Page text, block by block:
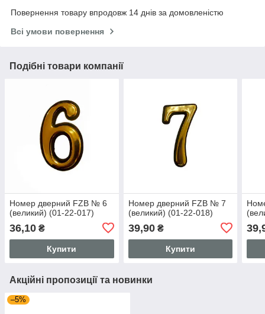
Повернення товару впродовж 14 днів за домовленістю
Всі умови повернення
Подібні товари компанії
Номер дверний FZB № 6
(великий) (01-22-017)
36,10 ₴
Купити
Номер дверний FZB № 7
(великий) (01-22-018)
39,90₴
Купити
Акційні пропозиції та новинки
–5%